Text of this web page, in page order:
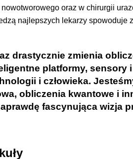
oraz w chirurgii
najlepszych lekarzy
drastycznie zmienia
platformy,
i człowieka.
obliczenia kwantowe i
fascynująca wizja